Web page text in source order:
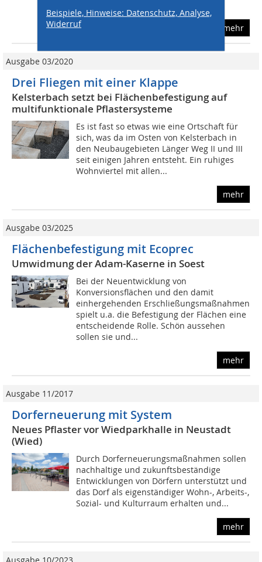
Beispiele, Hinweise: Datenschutz, Analyse,
Widerruf
mehr
Ausgabe 03/2020
Drei Fliegen mit einer Klappe
Kelsterbach setzt bei Flächenbefestigung auf
multifunktionale Pflastersysteme
Es ist fast so etwas wie eine Ortschaft für
sich, was da im Osten von Kelsterbach in
den Neubaugebieten Länger Weg II und III
seit einigen Jahren entsteht. Ein ruhiges
Wohnviertel mit allen...
mehr
Ausgabe 03/2025
Flächenbefestigung mit Ecoprec
Umwidmung der Adam-Kaserne in Soest
Bei der Neuentwicklung von
Konversionsflächen und den damit
einhergehenden Erschließungsmaßnahmen
spielt u.a. die Befestigung der Flächen eine
entscheidende Rolle. Schön aussehen
sollen sie und...
mehr
Ausgabe 11/2017
Dorferneuerung mit System
Neues Pflaster vor Wiedparkhalle in Neustadt
(Wied)
Durch Dorferneuerungsmaßnahmen sollen
nachhaltige und zukunftsbeständige
Entwicklungen von Dörfern unterstützt und
das Dorf als eigenständiger Wohn-, Arbeits-,
Sozial- und Kulturraum erhalten und...
mehr